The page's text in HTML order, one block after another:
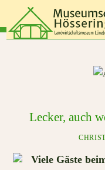
content
Lecker, auch
Viele Gäste